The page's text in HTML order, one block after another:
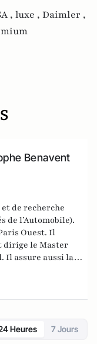
, luxe , Daimler ,
Benavent
de recherche
de l’Automobile).
Ouest. Il
dirige le Master
assure aussi la
la revue Décision
Heures 7 Jours